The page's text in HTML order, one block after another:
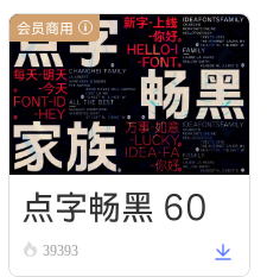
会员商用
点字畅黑 60
39393